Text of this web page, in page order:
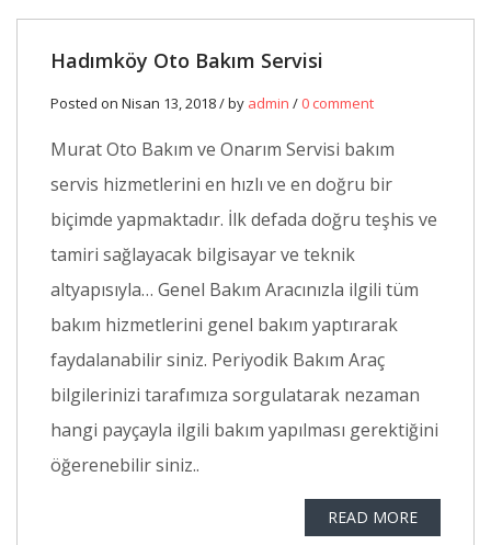
Hadımköy Oto Bakım Servisi
Posted on Nisan 13, 2018 / by admin / 0 comment
Murat Oto Bakım ve Onarım Servisi bakım
servis hizmetlerini en hızlı ve en doğru bir
biçimde yapmaktadır. İlk defada doğru teşhis ve
tamiri sağlayacak bilgisayar ve teknik
altyapısıyla… Genel Bakım Aracınızla ilgili tüm
bakım hizmetlerini genel bakım yaptırarak
faydalanabilir siniz. Periyodik Bakım Araç
bilgilerinizi tarafımıza sorgulatarak nezaman
hangi payçayla ilgili bakım yapılması gerektiğini
öğerenebilir siniz..
READ MORE